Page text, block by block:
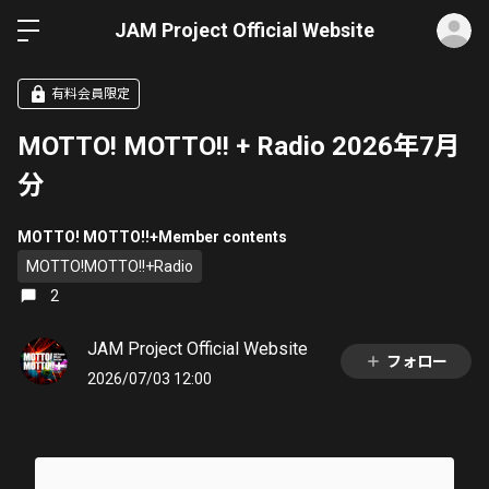
JAM Project Official Website
有料会員限定
MOTTO! MOTTO!! + Radio 2026年7月
分
MOTTO! MOTTO!!+Member contents
MOTTO!MOTTO!!+Radio
2
JAM Project Official Website
2026/07/03 12:00
フォロー